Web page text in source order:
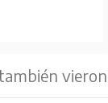
vieron